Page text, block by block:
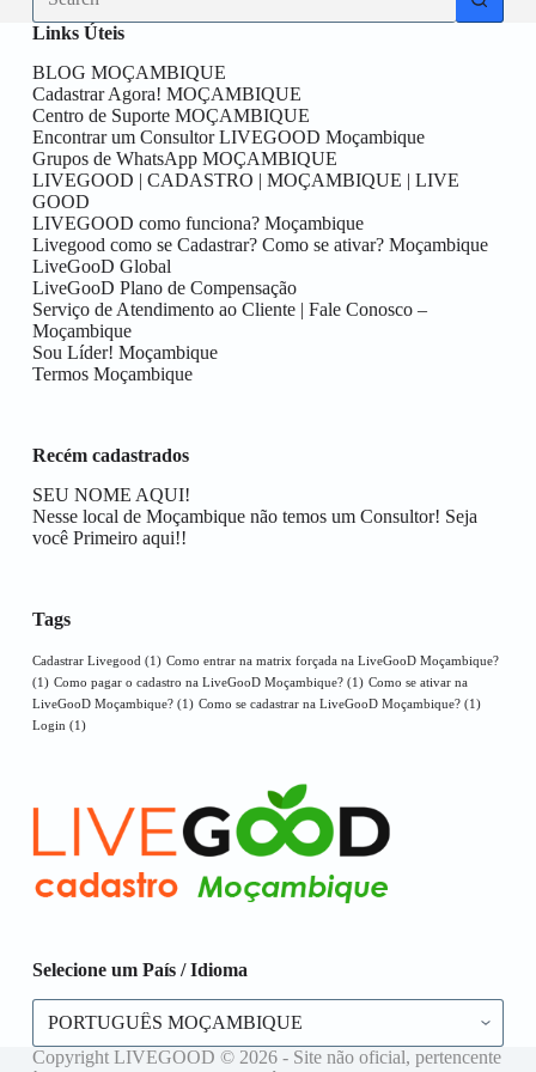
results
Links Úteis
BLOG MOÇAMBIQUE
Cadastrar Agora! MOÇAMBIQUE
Centro de Suporte MOÇAMBIQUE
Encontrar um Consultor LIVEGOOD Moçambique
Grupos de WhatsApp MOÇAMBIQUE
LIVEGOOD | CADASTRO | MOÇAMBIQUE | LIVE
GOOD
LIVEGOOD como funciona? Moçambique
Livegood como se Cadastrar? Como se ativar? Moçambique
LiveGooD Global
LiveGooD Plano de Compensação
Serviço de Atendimento ao Cliente | Fale Conosco –
Moçambique
Sou Líder! Moçambique
Termos Moçambique
Recém cadastrados
SEU NOME AQUI!
Nesse local de Moçambique não temos um Consultor! Seja
você Primeiro aqui!!
Tags
Cadastrar Livegood (1) Como entrar na matrix forçada na LiveGooD Moçambique?
(1) Como pagar o cadastro na LiveGooD Moçambique?(1) Como se ativar na
LiveGooD Moçambique?(1) Como se cadastrar na LiveGooD Moçambique?(1)
Login (1)
Selecione um País / Idioma
Selecione
um
País
Copyright LIVEGOOD © 2026 - Site não oficial, pertencente